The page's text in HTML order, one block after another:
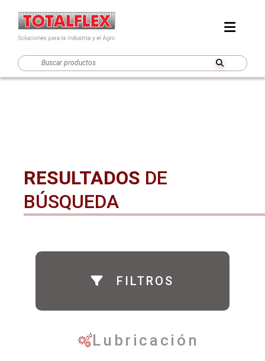
RESULTADOS DE
BÚSQUEDA
FILTROS
Lubricación